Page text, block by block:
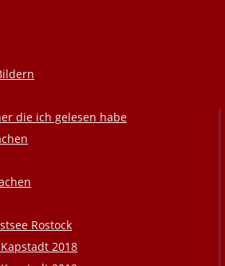
die ich gelesen habe
Rostock
2018